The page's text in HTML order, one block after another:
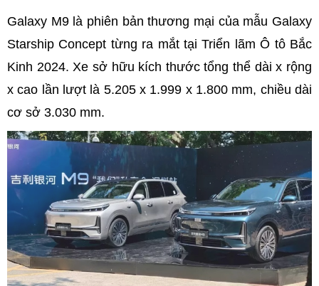
Galaxy M9 là phiên bản thương mại của mẫu Galaxy
Starship Concept từng ra mắt tại Triển lãm Ô tô Bắc
Kinh 2024. Xe sở hữu kích thước tổng thể dài x rộng
x cao lần lượt là 5.205 x 1.999 x 1.800 mm, chiều dài
cơ sở 3.030 mm.